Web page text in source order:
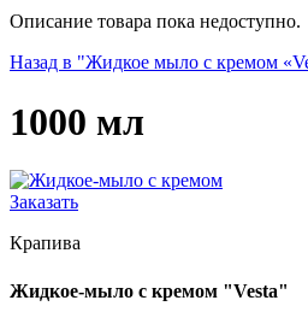
Описание товара пока недоступно.
Назад в "Жидкое мыло с кремом
1000 мл
Заказать
Крапива
Жидкое-мыло с кремом "Vesta"